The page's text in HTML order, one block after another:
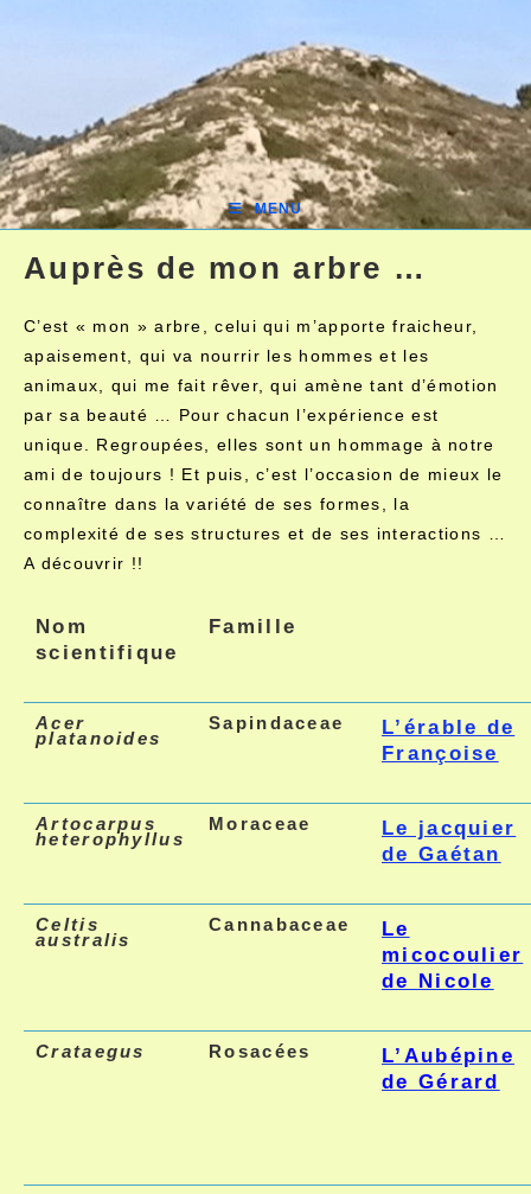
MENU
Auprès de mon arbre …
C’est « mon » arbre, celui qui m’apporte fraicheur,
apaisement, qui va nourrir les hommes et les
animaux, qui me fait rêver, qui amène tant d’émotion
par sa beauté … Pour chacun l’expérience est
unique. Regroupées, elles sont un hommage à notre
ami de toujours ! Et puis, c’est l’occasion de mieux le
connaître dans la variété de ses formes, la
complexité de ses structures et de ses interactions …
A découvrir !!
Nom
scientifique
Famille
Acer
platanoides
Sapindaceae
L’érable de
Françoise
Artocarpus
heterophyllus
Moraceae
Le jacquier
de Gaétan
Celtis
australis
Cannabaceae
Le
micocoulier
de Nicole
Crataegus Rosacées
L’Aubépine
de Gérard